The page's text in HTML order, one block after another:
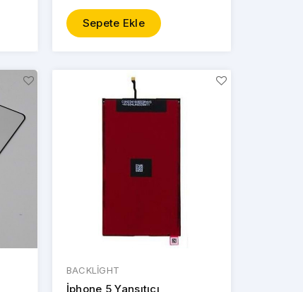
Sepete Ekle
BACKLİGHT
İphone 5 Yansıtıcı